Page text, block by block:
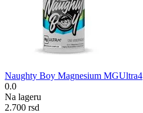
Naughty Boy Magnesium MGUltra4
0.0
Na lageru
2.700 rsd